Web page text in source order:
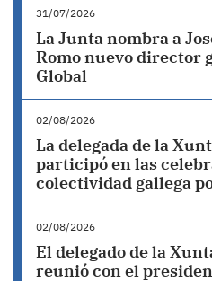
31/07/2026
La Junta nombra a
Romo nuevo director
Global
02/08/2026
La delegada de la
participó en las
colectividad gallega
02/08/2026
El delegado de la
reunió con el